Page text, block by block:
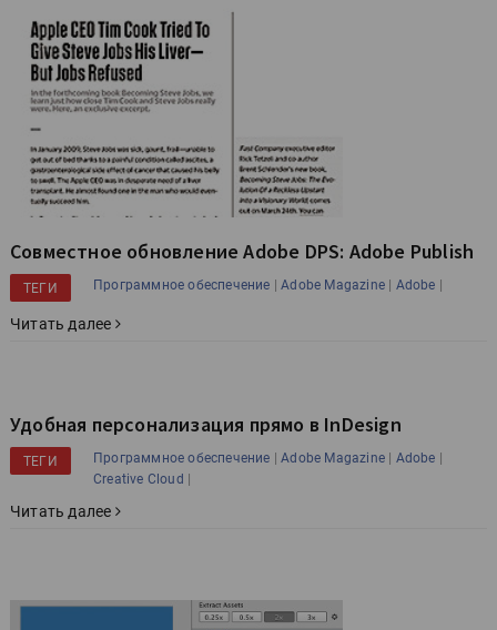
Совместное обновление Adobe DPS: Adobe Publish
ТЕГИ Программное обеспечение |Adobe Magazine | Adobe |
Читать далее
Удобная персонализация прямо в InDesign
ТЕГИ Программное обеспечение |Adobe Magazine | Adobe |
Creative Cloud |
Читать далее